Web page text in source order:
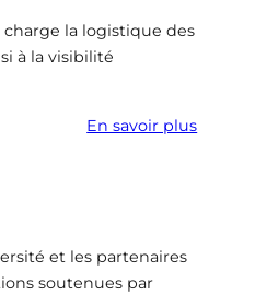
la logistique des
à la visibilité
En savoir plus
et les partenaires
soutenues par